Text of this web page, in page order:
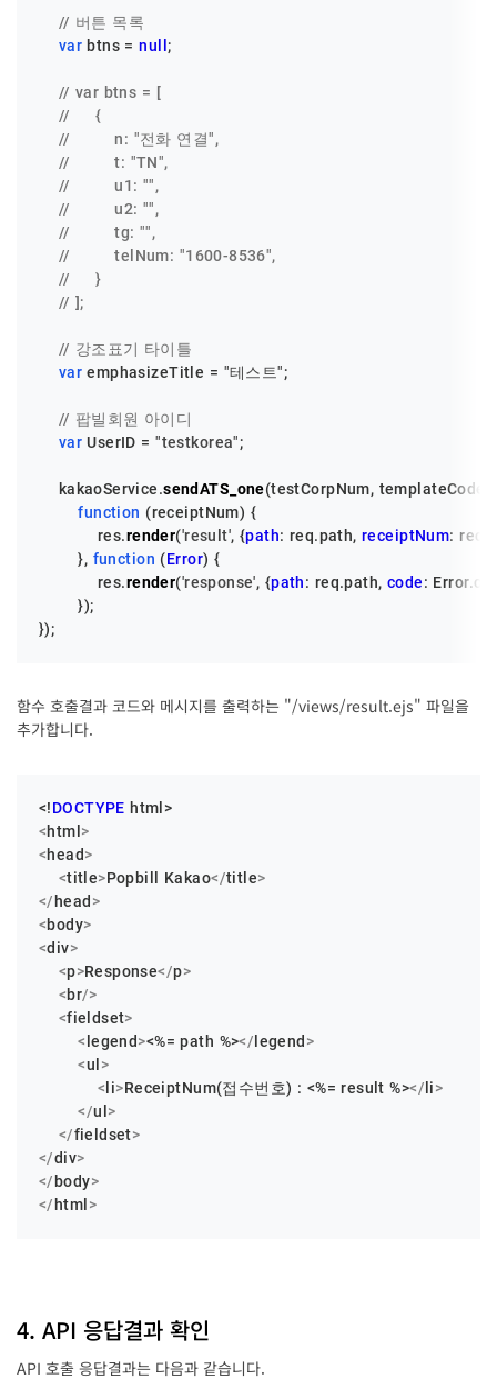
// 버튼 목록
var btns = null ;
// var btns = [
//     {
//         n: "전화 연결",
//         t: "TN",
//         u1: "",
//         u2: "",
//         tg: "",
//         telNum: "1600-8536",
//     }
// ];
// 강조표기 타이틀
var emphasizeTitle = "테스트";
// 팝빌회원 아이디
var UserID = "testkorea";
    kakaoService.
sendATS_one(testCorpNum,
function (receiptNum) {
            res.
render('result', {path: req.path, receiptNum:
        },
function (Error) {
            res.
render('response', {path: req.path, code: Error.
        });
});
함수 호출결과 코드와 메시지를 출력하는 "/views/result.ejs" 파일을
추가합니다.
<!DOCTYPE
<html >
<head>
<title>Popbill Kakao</title>
</ head >
<body>
<div>
<p>Response</p>
<br/>
<fieldset>
< legend><%= path %></ legend >
<ul >
< li>ReceiptNum(접수번호) : <%= result %></ li>
</ul >
</fieldset>
</div>
</ body>
</ html >
4. API 응답결과 확인
API 호출 응답결과는 다음과 같습니다.